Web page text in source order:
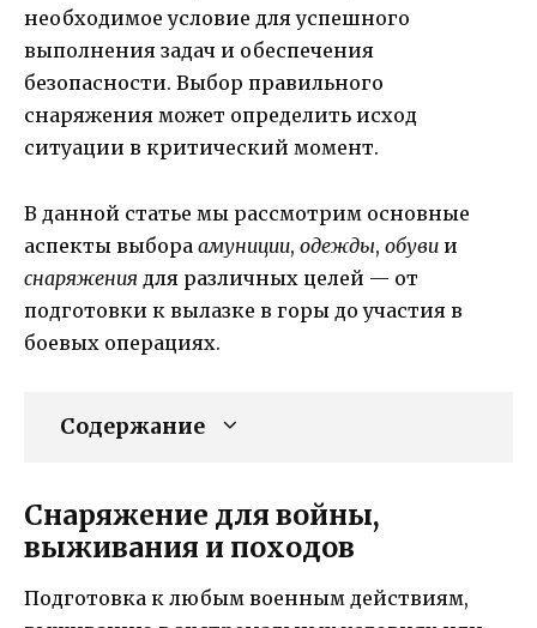
необходимое условие для успешного
выполнения задач и обеспечения
безопасности. Выбор правильного
снаряжения может определить исход
ситуации в критический момент.
В данной статье мы рассмотрим основные
аспекты выбора амуниции, одежды, обуви и
снаряжения для различных целей — от
подготовки к вылазке в горы до участия в
боевых операциях.
Содержание
Снаряжение для войны,
выживания и походов
Подготовка к любым военным действиям,